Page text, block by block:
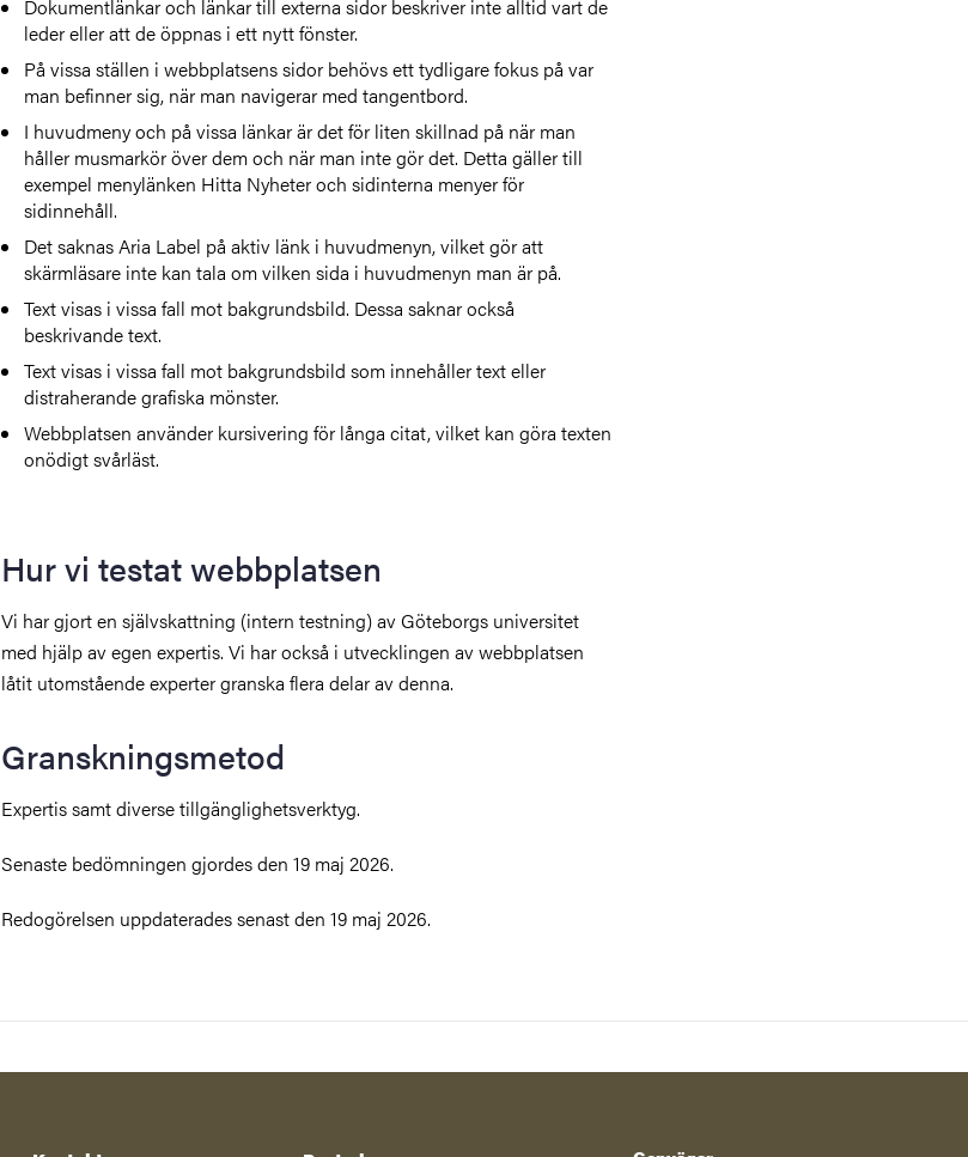
Dokumentlänkar och länkar till externa sidor beskriver inte alltid vart de
leder eller att de öppnas i ett nytt fönster.
På vissa ställen i webbplatsens sidor behövs ett tydligare fokus på var
man befinner sig, när man navigerar med tangentbord.
I huvudmeny och på vissa länkar är det för liten skillnad på när man
håller musmarkör över dem och när man inte gör det. Detta gäller till
exempel menylänken Hitta Nyheter och sidinterna menyer för
sidinnehåll.
Det saknasAria Label på aktiv länk i huvudmenyn, vilket gör att
skärmläsare inte kan tala om vilken sida i huvudmenyn man är på.
Text visas i vissa fall mot bakgrundsbild. Dessa saknar också
beskrivande text.
Text visas i vissa fall mot bakgrundsbild som innehåller text eller
distraherande grafiska mönster.
Webbplatsen använder kursivering för långa citat, vilket kan göra texten
onödigt svårläst.
Hur vi testat webbplatsen
Vi har gjort en självskattning (intern testning) av Göteborgs universitet
med hjälp av egen expertis. Vi har också i utvecklingen av webbplatsen
låtit utomstående experter granska flera delar av denna.
Granskningsmetod
Expertis samt diverse tillgänglighetsverktyg.
Senaste bedömningen gjordes den 19 maj 2026.
Redogörelsen uppdaterades senast den 19 maj 2026.